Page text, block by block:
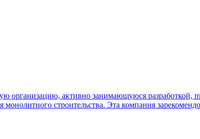
активно занимающуюся разработкой,
строительства. Эта компания